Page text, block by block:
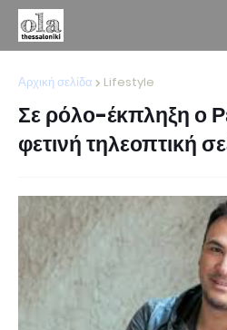
Αρχική σελίδα Lifestyle
Σε ρόλο-έκπληξη ο
φετινή τηλεοπτική